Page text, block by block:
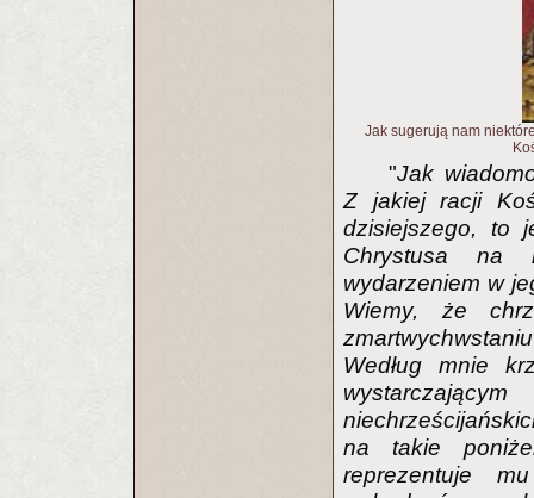
Jak sugerują nam
"Jak
Z jakiej racji
dzisiejszego, to
Chrystusa na
wydarzeniem w
Wiemy, że
Według mnie
na takie
reprezentuje